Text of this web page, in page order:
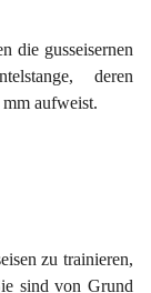
die gusseisernen
deren
aufweist.
zu trainieren,
sind von Grund